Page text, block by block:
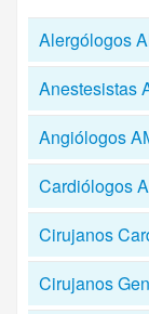
Alergólogos
Anestesistas
Angiólogos
Cardiólogos
Cirujanos
Cirujanos